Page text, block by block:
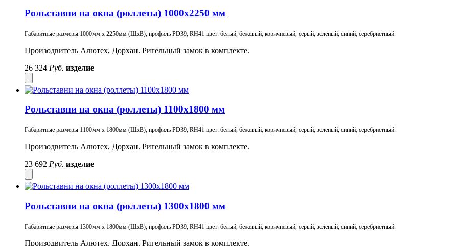
Рольставни на окна (роллеты) 1000х2250 мм
Габаритные размеры 1000мм х 2250мм (ШхВ), профиль PD39, RH41 цвет: белый, бежевый, коричневый, серый, зеленый, синий, серебристный.
Произодвитель Алютех, Дорхан. Ригельный замок в комплекте.
26 324 Руб. изделие
Рольставни на окна (роллеты) 1100х1800 мм
Габаритные размеры 1100мм х 1800мм (ШхВ), профиль PD39, RH41 цвет: белый, бежевый, коричневый, серый, зеленый, синий, серебристный.
Произодвитель Алютех, Дорхан. Ригельный замок в комплекте.
23 692 Руб. изделие
Рольставни на окна (роллеты) 1300х1800 мм
Габаритные размеры 1300мм х 1800мм (ШхВ), профиль PD39, RH41 цвет: белый, бежевый, коричневый, серый, зеленый, синий, серебристный.
Произодвитель Алютех, Дорхан. Ригельный замок в комплекте.